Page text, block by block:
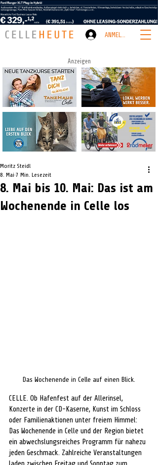
ANMELDEN
Anzeigen
8. Mai bis 10. Mai: Das ist am
Wochenende in Celle los
Moritz Steidl
8. Mai 7 Min. Lesezeit
Das Wochenende in Celle auf einen Blick.
CELLE. Ob Hafenfest auf der Allerinsel,
Konzerte in der CD-Kaserne, Kunst im Schloss
oder Familienaktionen unter freiem Himmel:
Das Wochenende in Celle und der Region bietet
ein abwechslungsreiches Programm für nahezu
jeden Geschmack. Zahlreiche Veranstaltungen